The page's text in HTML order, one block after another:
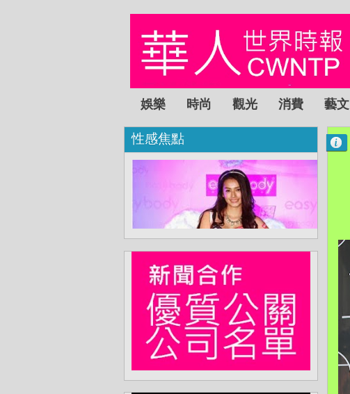
娛樂 時尚 觀光 消費 藝文
性感焦點